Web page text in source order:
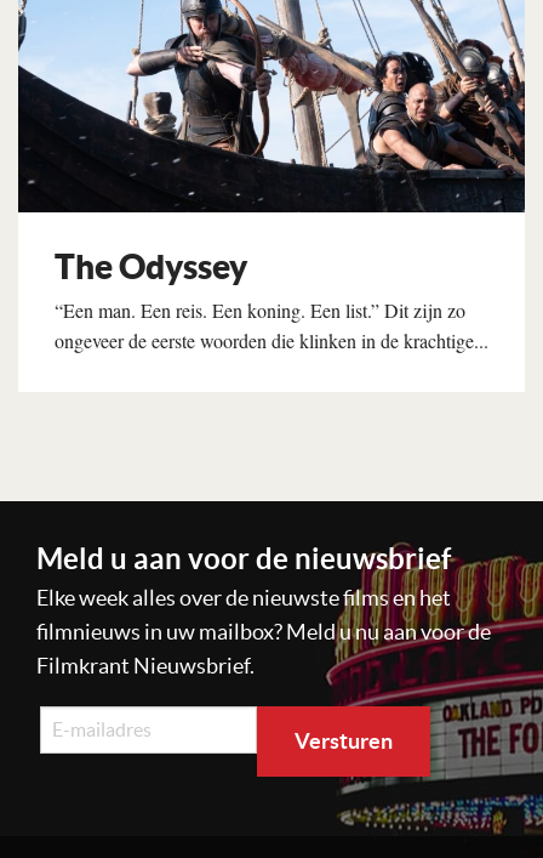
The Odyssey
“Een man. Een reis. Een koning. Een list.” Dit zijn zo
ongeveer de eerste woorden die klinken in de krachtige...
Meld u aan voor de nieuwsbrief
Elke week alles over de nieuwste films en het
filmnieuws in uw mailbox? Meld u nu aan voor de
Filmkrant Nieuwsbrief.